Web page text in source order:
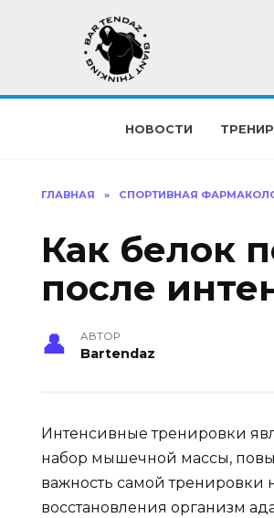
содержанию
НОВОСТИ
ГЛАВНАЯ » СПОРТИВНАЯ
Как белок
после
АВТОР
Bartendaz
Интенсивные тренировки
набор мышечной массы,
важность самой тренировки
восстановления организм